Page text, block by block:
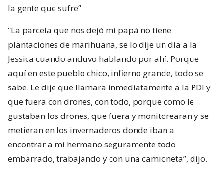
la gente que sufre”.
“La parcela que nos dejó mi papá no tiene
plantaciones de marihuana, se lo dije un día a la
Jessica cuando anduvo hablando por ahí. Porque
aquí en este pueblo chico, infierno grande, todo se
sabe. Le dije que llamara inmediatamente a la PDI y
que fuera con drones, con todo, porque como le
gustaban los drones, que fuera y monitorearan y se
metieran en los invernaderos donde iban a
encontrar a mi hermano seguramente todo
embarrado, trabajando y con una camioneta”, dijo.